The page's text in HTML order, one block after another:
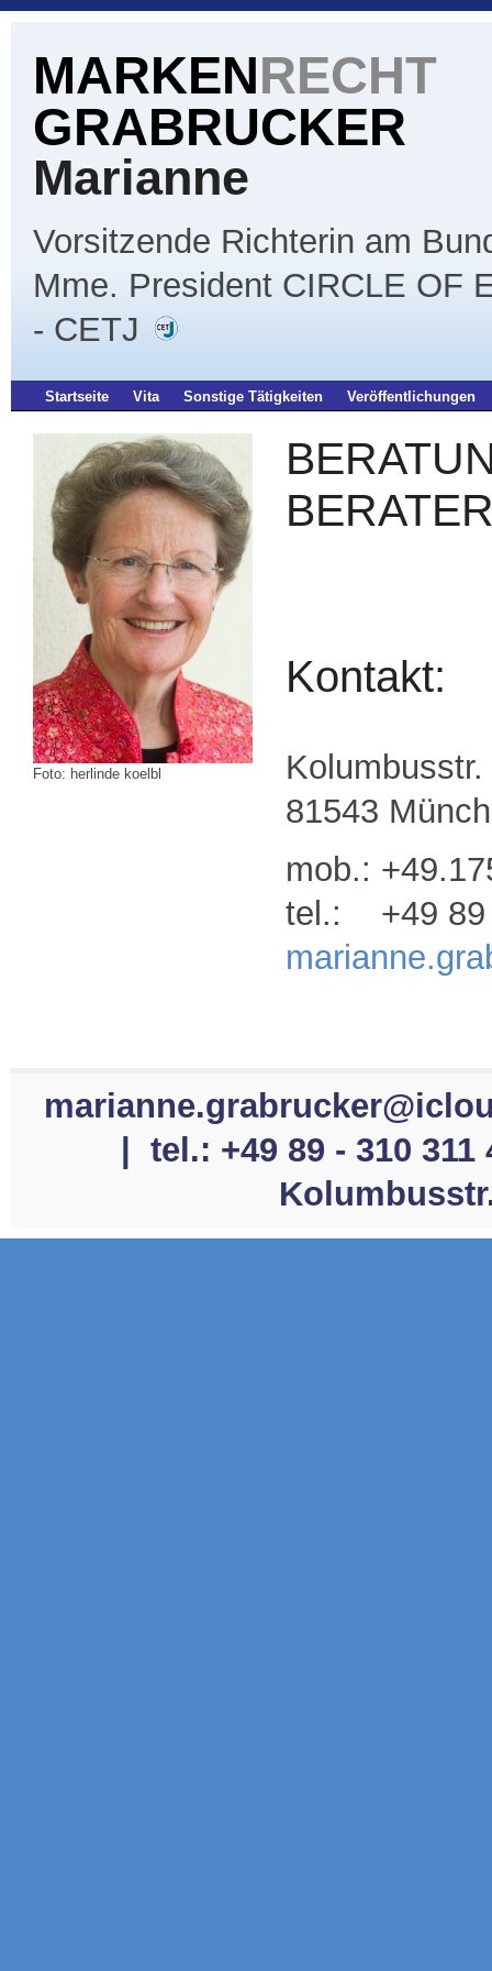
MARKENRECHT
GRABRUCKER
Marianne
Vorsitzende Richterin am
Mme. President CIRCLE OF
- CETJ
Startseite Vita Sonstige Tätigkeiten Veröffentlichungen
Foto: herlinde koelbl
Kontakt:
Kolumbusstr.
81543
mob.:
tel.: +49 89
| tel.: +49 89 - 310